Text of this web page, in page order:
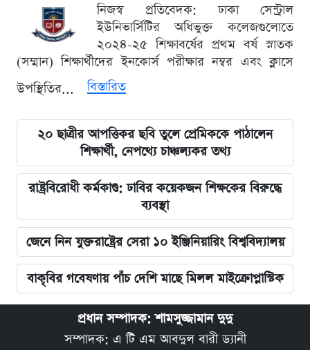
নিজস্ব প্রতিবেদক: ঢাকা সেন্ট্রাল
ইউনিভার্সিটির অধিভুক্ত কলেজগুলোতে
২০২৪-২৫ শিক্ষাবর্ষের প্রথম বর্ষ স্নাতক
(সম্মান) শিক্ষার্থীদের ইনকোর্স পরীক্ষার নম্বর এবং ক্লাসে
উপস্থিতির...
বিস্তারিত
২০ ছাত্রীর আপত্তিকর ছবি তুলে প্রেমিককে পাঠালেন
শিক্ষার্থী, নেপথ্যে চাঞ্চল্যকর তথ্য
রাষ্ট্রবিরোধী কর্মকাণ্ড: ঢাবির কয়েকজন শিক্ষকের বিরুদ্ধে
ব্যবস্থা
জেনে নিন যুক্তরাষ্ট্রের সেরা ১০ ইঞ্জিনিয়ারিং বিশ্ববিদ্যালয়
বাকৃবির গবেষণায় পাঁচ দেশি মাছে মিলল মাইক্রোপ্লাস্টিক
প্রধান সম্পাদক: শামসুজ্জামান দুদু
সম্পাদক: এ টি এম আবদুল বারী ড্যানী